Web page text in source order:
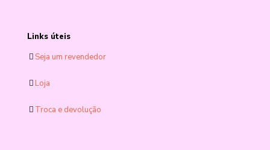
Links úteis
Seja um revendedor
Loja
Troca e devolução